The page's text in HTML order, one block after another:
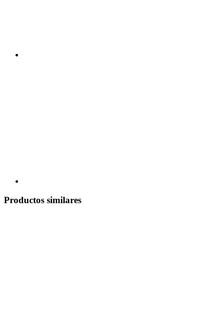
Productos similares